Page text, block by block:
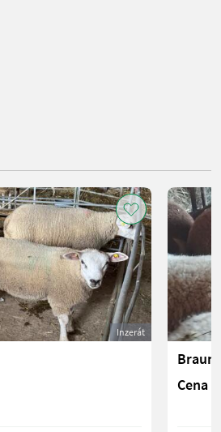
Inzerát
Cena